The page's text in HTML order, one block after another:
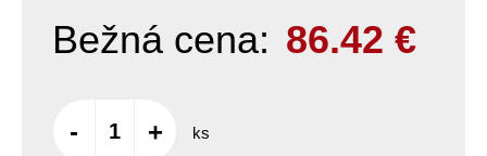
Bežná cena: 86.42 €
- + ks